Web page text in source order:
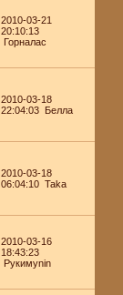
2010-03-21
20:10:13
Горналас
2010-03-18
22:04:03 Белла
2010-03-18
06:04:10 Taka
2010-03-16
18:43:23
Рукимуnin